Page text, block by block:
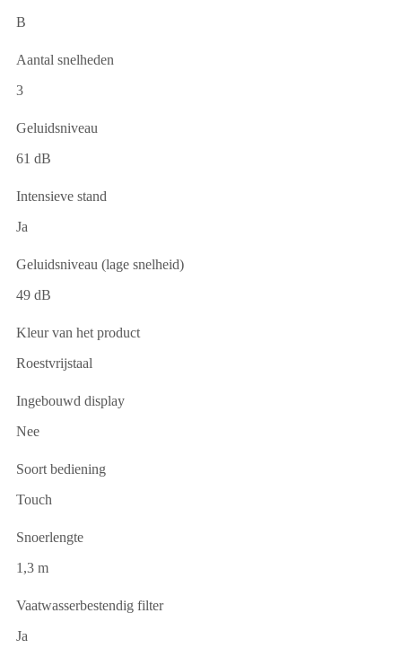
B
Aantal snelheden
3
Geluidsniveau
61 dB
Intensieve stand
Ja
Geluidsniveau (lage snelheid)
49 dB
Kleur van het product
Roestvrijstaal
Ingebouwd display
Nee
Soort bediening
Touch
Snoerlengte
1,3 m
Vaatwasserbestendig filter
Ja